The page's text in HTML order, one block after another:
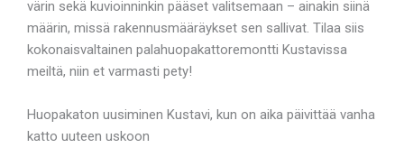
värin sekä kuvioinninkin pääset valitsemaan – ainakin siinä
määrin, missä rakennusmääräykset sen sallivat. Tilaa siis
kokonaisvaltainen palahuopakattoremontti Kustavissa
meiltä, niin et varmasti pety!
Huopakaton uusiminen Kustavi, kun on aika päivittää vanha
katto uuteen uskoon